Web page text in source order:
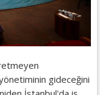
gideceğini